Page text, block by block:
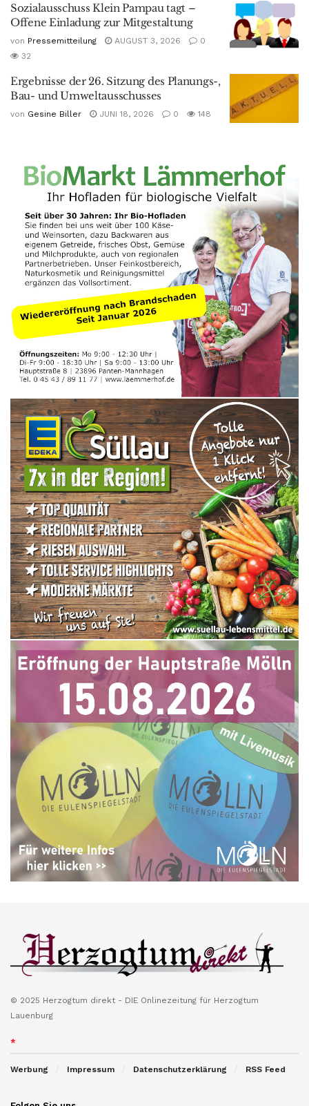
Sozialausschuss Klein Pampau tagt –
Offene Einladung zur Mitgestaltung
von Pressemitteilung AUGUST 3, 2026
0
32
Ergebnisse der 26. Sitzung des Planungs-,
Bau- und Umweltausschusses
von Gesine Biller JUNI 18, 2026 0 148
© 2025 Herzogtum direkt - DIE Onlinezeitung für Herzogtum
Lauenburg
*
Werbung Impressum Datenschutzerklärung RSS Feed